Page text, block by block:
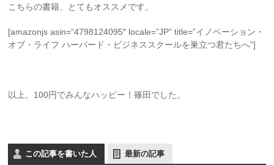
こちらの書籍、とてもオススメです。
[amazonjs asin=”4798124095″ locale=”JP” title=”イノベーション・
オブ・ライフ ハーバード・ビジネススクールを巣立つ君たちへ”]
以上、100円でみんなハッピー！篠田でした。
この記事を書いた人 最新の記事